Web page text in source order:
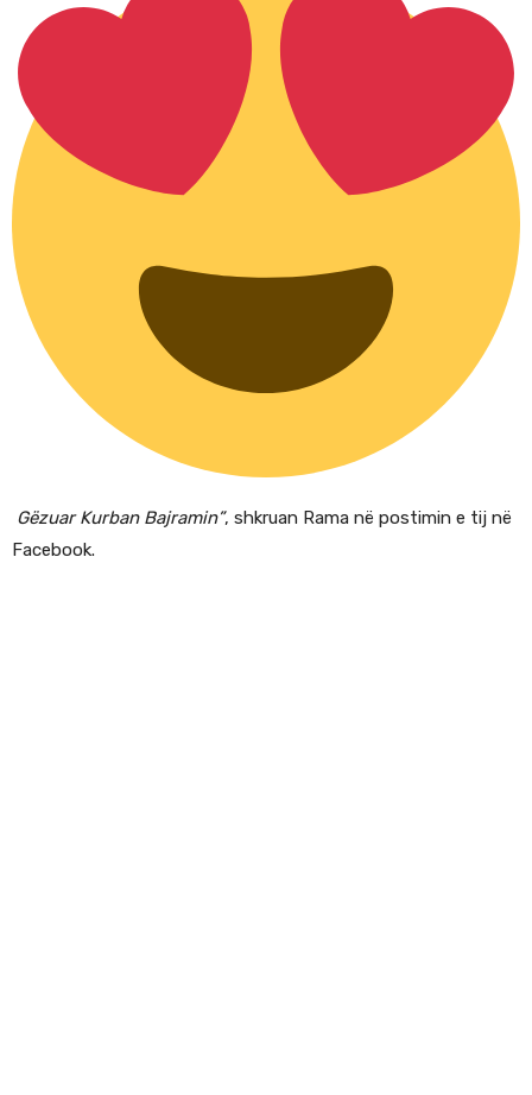
Gëzuar Kurban Bajramin”, shkruan Rama në postimin e tij në
Facebook.